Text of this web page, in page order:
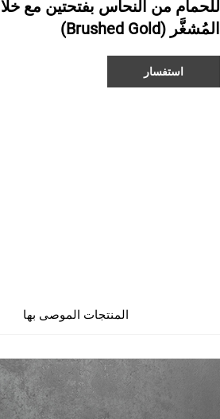
للحمام من النحاس بفتحتين مع
المُشغَّر (Brushed Gold)
استفسار
المنتجات الموصى بها